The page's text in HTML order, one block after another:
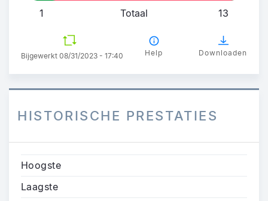
1
Totaal 13
Bijgewerkt 08/31/2023 - 17:40 Help Downloaden
HISTORISCHE PRESTATIES
Hoogste
Laagste